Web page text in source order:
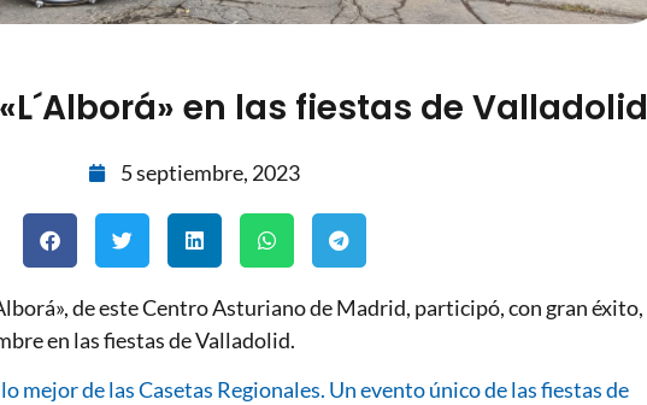
en las fiestas de Valladolid
5 septiembre, 2023
de este Centro Asturiano de Madrid, participó, con gran éxito,
en las fiestas de Valladolid.
mejor de las Casetas Regionales. Un evento único de las fiestas de